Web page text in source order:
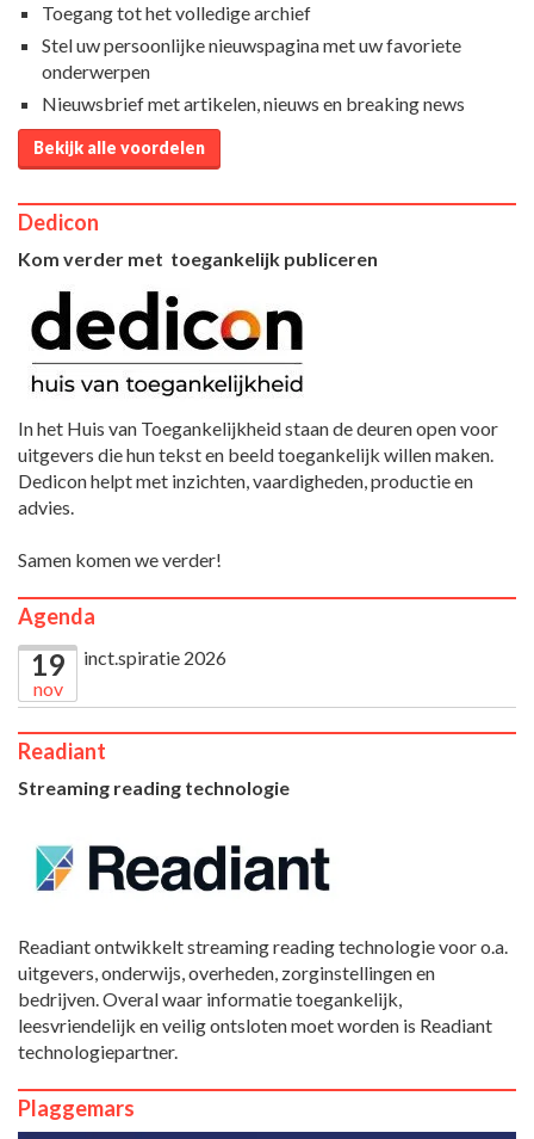
Toegang tot het volledige archief
Stel uw persoonlijke nieuwspagina met uw favoriete
onderwerpen
Nieuwsbrief met artikelen, nieuws en breaking news
Bekijk alle voordelen
Dedicon
Kom verder met toegankelijk publiceren
In het Huis van Toegankelijkheid staan de deuren open voor
uitgevers die hun tekst en beeld toegankelijk willen maken.
Dedicon helpt met inzichten, vaardigheden, productie en
advies.
Samen komen we verder!
Agenda
19
nov
inct.spiratie 2026
Readiant
Streaming reading technologie
Readiant ontwikkelt streaming reading technologie voor o.a.
uitgevers, onderwijs, overheden, zorginstellingen en
bedrijven. Overal waar informatie toegankelijk,
leesvriendelijk en veilig ontsloten moet worden is Readiant
technologiepartner.
Plaggemars